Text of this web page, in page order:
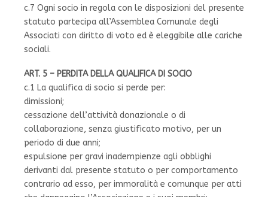
c.7 Ogni socio in regola con le disposizioni del presente
statuto partecipa all’Assemblea Comunale degli
Associati con diritto di voto ed è eleggibile alle cariche
sociali.
ART. 5 – PERDITA DELLA QUALIFICA DI SOCIO
c.1 La qualifica di socio si perde per:
dimissioni;
cessazione dell’attività donazionale o di
collaborazione, senza giustificato motivo, per un
periodo di due anni;
espulsione per gravi inadempienze agli obblighi
derivanti dal presente statuto o per comportamento
contrario ad esso, per immoralità e comunque per atti